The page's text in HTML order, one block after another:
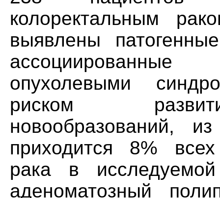
колоректальным
выявлены
опухолевыми
риском
новообразований,
приходится 8% всех
рака в
аденоматозный